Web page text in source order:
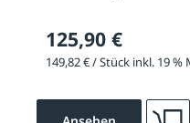
125,90 €
149,82 € / Stück inkl. 19